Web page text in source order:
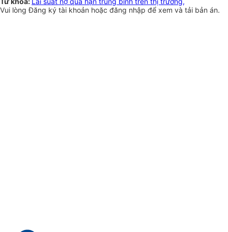
Vui lòngĐăng ký tài khoản hoặc đăng nhập để xem và tải bản án.